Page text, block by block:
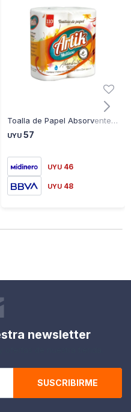
Toalla de Papel Absorvente Artik 2 X 55
UYU 57
UYU 46
UYU 48
newsletter
SUSCRIBIRME